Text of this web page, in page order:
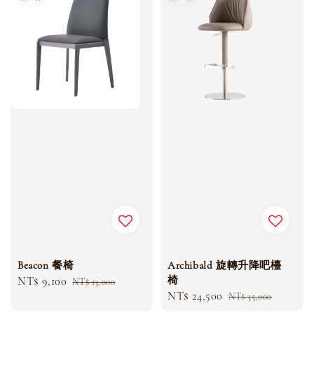
Beacon 餐椅
Sale
NT$ 9,100 Regular
NT$ 13,000
Archibald 旋轉升降吧檯
椅
Sale
NT$ 24,500 Regular
NT$ 35,000